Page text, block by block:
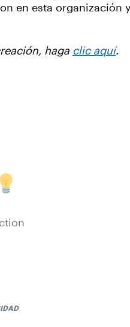
en esta organización
haga clic aquí.